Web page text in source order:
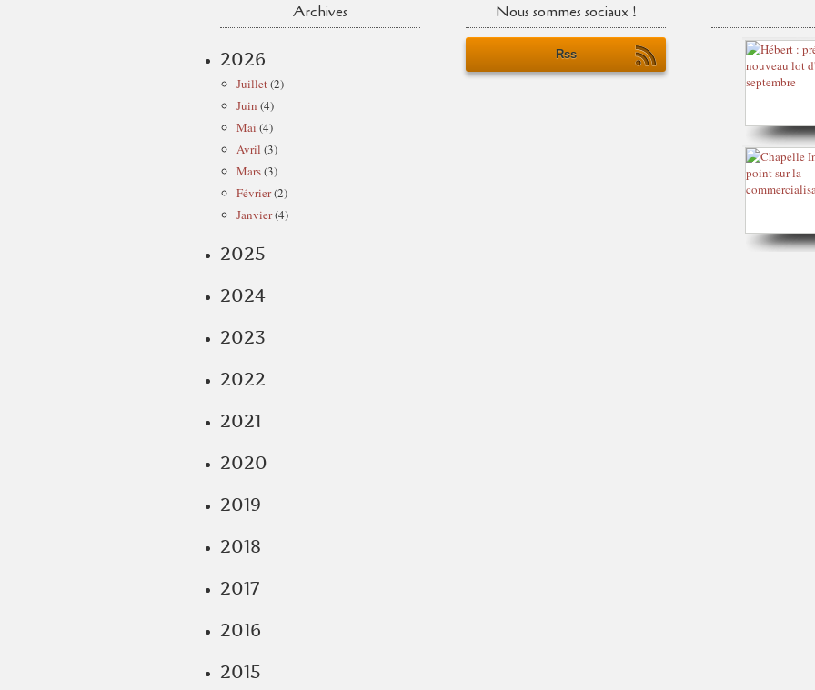
Archives
2026
Juillet(2)
Juin (4)
Mai (4)
Avril (3)
Mars(3)
Février(2)
Janvier(4)
2025
2024
2023
2022
2021
2020
2019
2018
2017
2016
2015
Nous sommes sociaux !
Rss